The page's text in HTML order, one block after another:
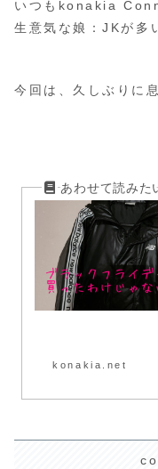
いつもkonakia
生意気な娘：JKが多
今回は、久しぶりに
konakia.net